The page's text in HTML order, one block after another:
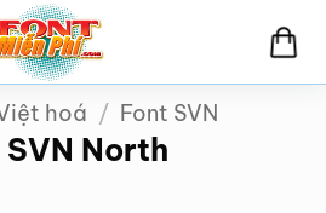
hoá / Font SVN
North